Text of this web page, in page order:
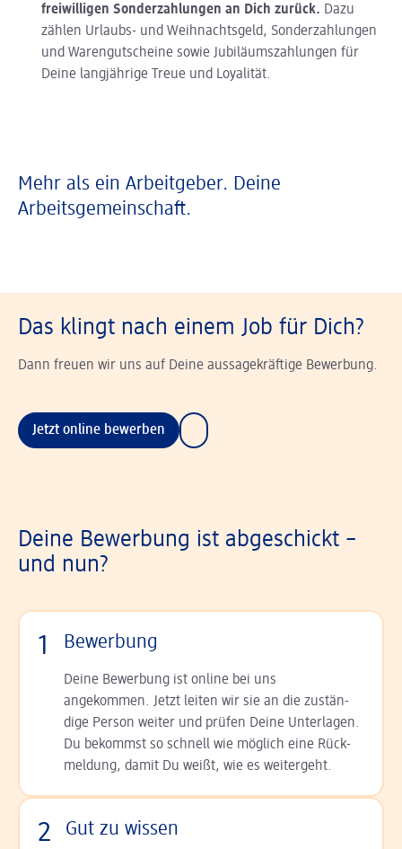
freiwilligen Sonderzahlungen an Dich zurück. Dazu
zählen Urlaubs- und Weihnachtsgeld, Sonderzahlungen
und Warengutscheine sowie Jubiläumszahlungen für
Deine langjährige Treue und Loyalität.
Mehr als ein Arbeitgeber. Deine
Arbeitsgemeinschaft.
Das klingt nach einem Job für Dich?
Dann freuen wir uns auf Deine aussagekräftige Bewerbung.
Jetzt online bewerben
Deine Bewerbung ist abgeschickt –
und nun?
1 Bewerbung
Deine Bewerbung ist online bei uns
angekommen. Jetzt leiten wir sie an die zu­stän­
dige Person weiter und prüfen Deine Unterlagen.
Du bekommst so schnell wie möglich eine Rück­
meldung, damit Du weißt, wie es weitergeht.
2 Gut zu wissen